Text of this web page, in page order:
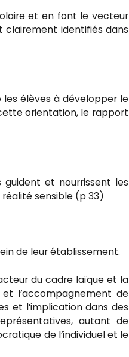
et en font le vecteur
clairement identifiés dans
les élèves à développer le
orientation, le rapport
et nourrissent les
sensible (p 33)
de leur établissement.
du cadre laïque et la
l’accompagnement de
et l’implication dans des
autant de
de l’individuel et le